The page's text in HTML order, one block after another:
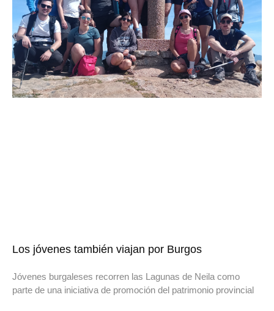
Los jóvenes también viajan por Burgos
Jóvenes burgaleses recorren las Lagunas de Neila como
parte de una iniciativa de promoción del patrimonio provincial